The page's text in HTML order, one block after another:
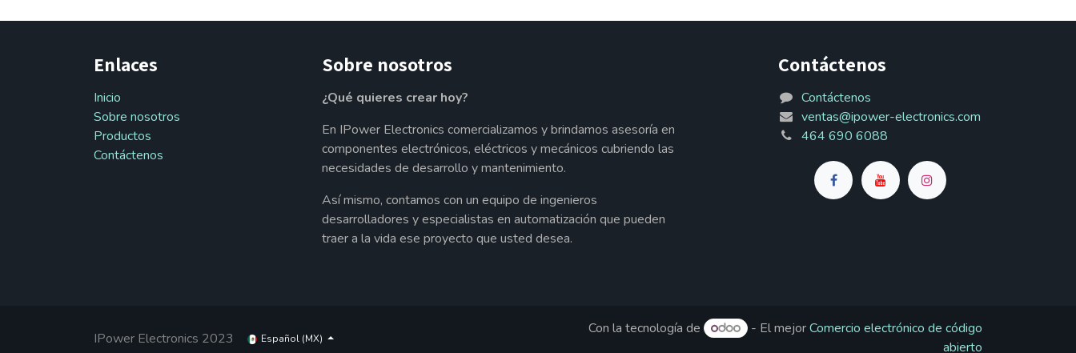
Enlaces
Inicio
Sobre nosotros
Productos
Contáctenos
Sobre nosotros
¿Qué quieres crear hoy?
En IPower Electronics comercializamos y brindamos asesoría en
componentes electrónicos, eléctricos y mecánicos cubriendo las
necesidades de desarrollo y mantenimiento.
Así mismo, contamos con un equipo de ingenieros
desarrolladores y especialistas en automatización que pueden
traer a la vida ese proyecto que usted desea.
Contáctenos
Contáctenos
ventas@ipower-electronics.com
464 690 6088
IPower Electronics 2023 Español (MX)
Con la tecnología de - El mejorComercio electrónico de código
abierto